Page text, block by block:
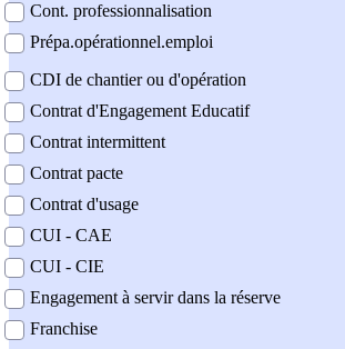
Cont. professionnalisation
Prépa.opérationnel.emploi
CDI de chantier ou d'opération
Contrat d'Engagement Educatif
Contrat intermittent
Contrat pacte
Contrat d'usage
CUI - CAE
CUI - CIE
Engagement à servir dans la réserve
Franchise